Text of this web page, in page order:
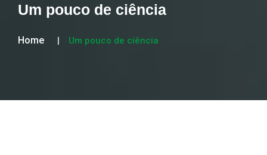
Um pouco de ciência
Home Um pouco de ciência